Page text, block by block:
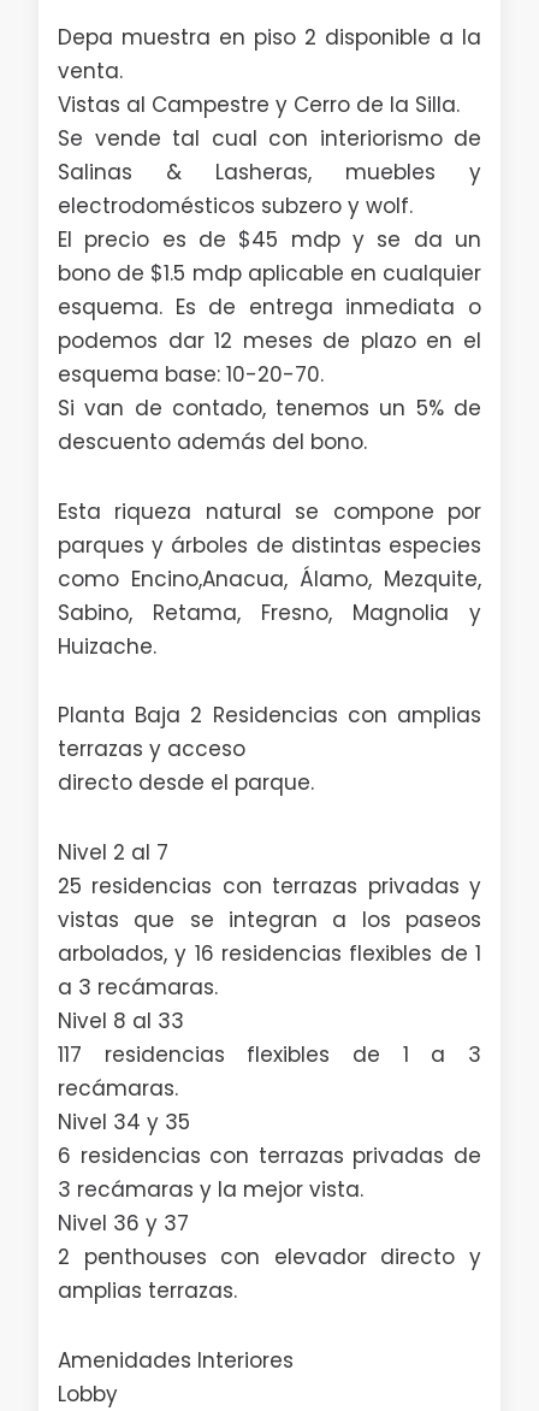
Depa muestra en piso 2 disponible a la
venta.
Vistas al Campestre y Cerro de la Silla.
Se vende tal cual con interiorismo de
Salinas & Lasheras, muebles y
electrodomésticos subzero y wolf.
El precio es de $45 mdp y se da un
bono de $1.5 mdp aplicable en cualquier
esquema. Es de entrega inmediata o
podemos dar 12 meses de plazo en el
esquema base: 10-20-70.
Si van de contado, tenemos un 5% de
descuento además del bono.
Esta riqueza natural se compone por
parques y árboles de distintas especies
como Encino,Anacua, Álamo, Mezquite,
Sabino, Retama, Fresno, Magnolia y
Huizache.
Planta Baja 2 Residencias con amplias
terrazas y acceso
directo desde el parque.
Nivel 2 al 7
25 residencias con terrazas privadas y
vistas que se integran a los paseos
arbolados, y 16 residencias flexibles de 1
a 3 recámaras.
Nivel 8 al 33
117 residencias flexibles de 1 a 3
recámaras.
Nivel 34 y 35
6 residencias con terrazas privadas de
3 recámaras y la mejor vista.
Nivel 36 y 37
2 penthouses con elevador directo y
amplias terrazas.
Amenidades Interiores
Lobby